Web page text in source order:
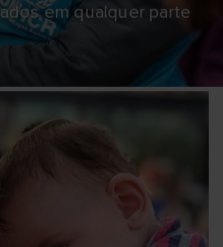
em qualquer parte